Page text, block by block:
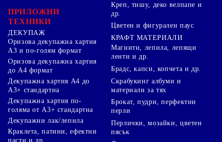
ПРИЛОЖНИ
ТЕХНИКИ
ДЕКУПАЖ
Оризова декупажна хартия
А3 и по-голям формат
Оризова декупажна хартия
до А4 формат
Декупажна хартия А4 до
А3+ стандартна
Декупажна хартия по-
голяма от А3+ стандартна
Декупажни лак/лепила
Краклета, патини, ефектни
пасти и др.
Креп, тишу, деко велпапе и
др.
Цветен и фигурален паус
КРАФТ МАТЕРИАЛИ
Магнити, лепила, лепящи
ленти и др.
Брадс, капси, копчета и др.
Скрабукинг албуми и
материали за тях
Брокат, пудри, перфектни
перли
Перлички, мозайки, цветен
пясък